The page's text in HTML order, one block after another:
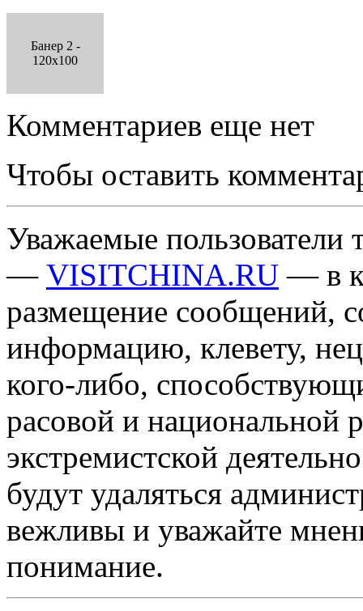
Банер 2 -
120x100
Комментариев еще нет
Чтобы оставить
Уважаемые пользователи
— VISITCHINA.RU — в
размещение сообщений,
информацию, клевету,
кого-либо,
расовой и национальной
экстремистской
будут удаляться
вежливы и уважайте
понимание.